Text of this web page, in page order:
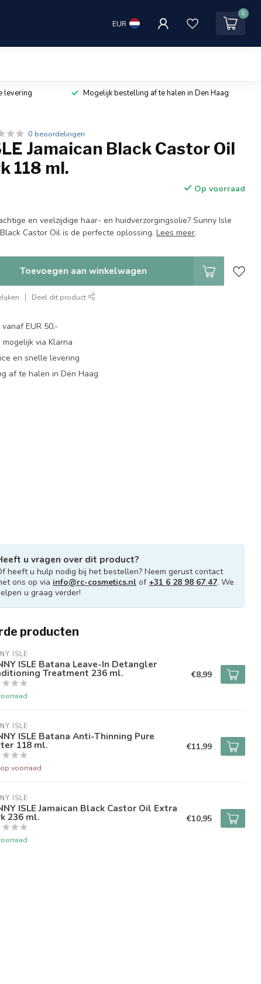
EUR
0
levering Mogelijk bestelling af te halen in Den Haag
0 beoordelingen
Jamaican Black Castor Oil
118 ml.
Op voorraad
en veelzijdige haar- en huidverzorgingsolie? Sunny Isle
Castor Oil is de perfecte oplossing.Lees meer.
Toevoegen aan winkelwagen
Deel dit product
EUR 50,-
via Klarna
en snelle levering
af te halen in Den Haag
u vragen over dit product?
heeft u hulp nodig bij het bestellen? Neem gerust contact
ons op via info@rc-cosmetics.nl of +31 6 28 98 67 47. We
u graag verder!
producten
ISLE
ISLE Batana Leave-In Detangler
Treatment 236 ml. €8,99
ISLE
ISLE Batana Anti-Thinning Pure
118 ml.
voorraad
€11,99
ISLE
ISLE Jamaican Black Castor Oil Extra
236 ml. €10,95